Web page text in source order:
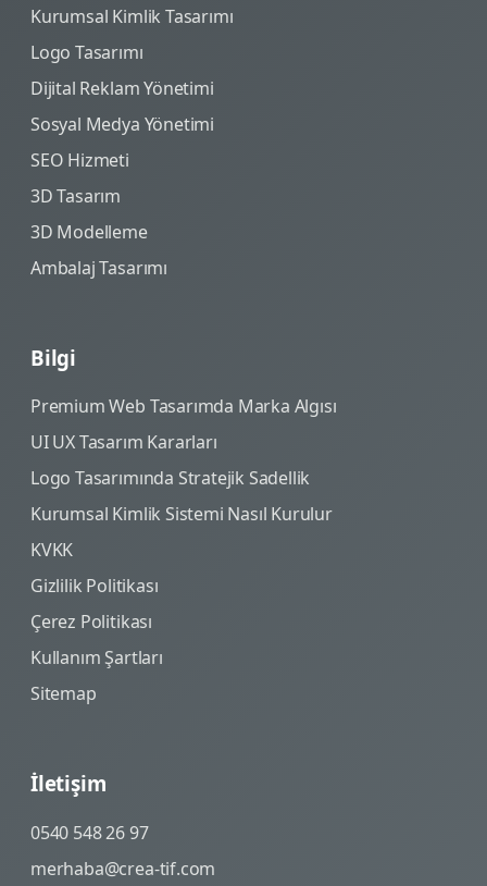
Kurumsal Kimlik Tasarımı
Logo Tasarımı
Dijital Reklam Yönetimi
Sosyal Medya Yönetimi
SEO Hizmeti
3D Tasarım
3D Modelleme
Ambalaj Tasarımı
Bilgi
Premium Web Tasarımda Marka Algısı
UI UX Tasarım Kararları
Logo Tasarımında Stratejik Sadellik
Kurumsal Kimlik Sistemi Nasıl Kurulur
KVKK
Gizlilik Politikası
Çerez Politikası
Kullanım Şartları
Sitemap
İletişim
0540 548 26 97
merhaba@crea-tif.com